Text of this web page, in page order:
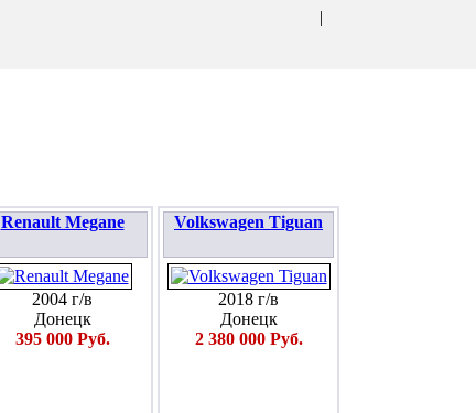
|
Renault Megane
2004 г/в
Донецк
395 000 Руб.
Volkswagen Tiguan
2018 г/в
Донецк
2 380 000 Руб.